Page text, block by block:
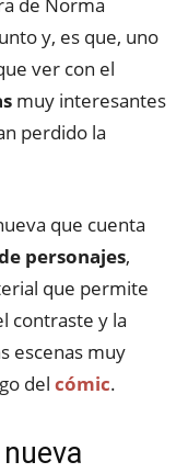
de Norma
y, es que, uno
ver con el
muy interesantes
perdido la
que cuenta
personajes,
que permite
contraste y la
escenas muy
del cómic.